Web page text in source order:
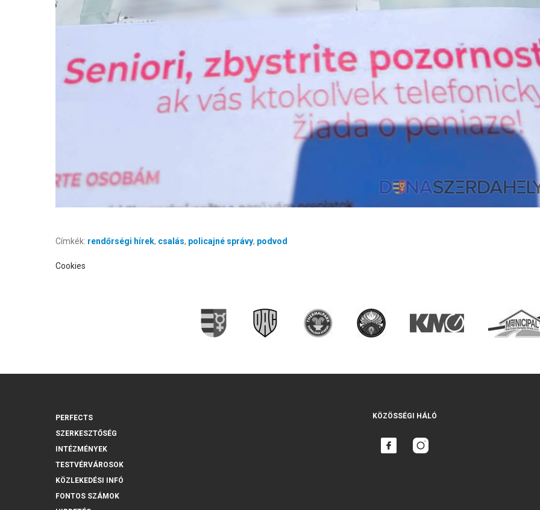
Címkék: rendőrségi hírek, csalás, policajné správy, podvod
Cookies
PERFECTS
SZERKESZTŐSÉG
INTÉZMÉNYEK
TESTVÉRVÁROSOK
KÖZLEKEDÉSI INFÓ
FONTOS SZÁMOK
KÖZÖSSÉGI HÁLÓ